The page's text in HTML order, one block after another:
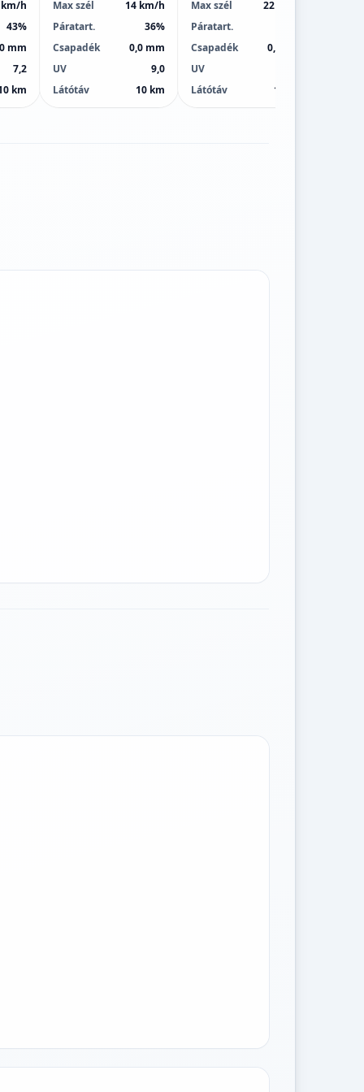
h
43%
mm
7,2
km
Max szél
14 km/h
Páratart.
36%
Csapadék
0,0 mm
UV
9,0
Látótáv
10 km
Max szél
22 km/h
Páratart.
Csapadék
0,0 mm
UV
Látótáv
10 km